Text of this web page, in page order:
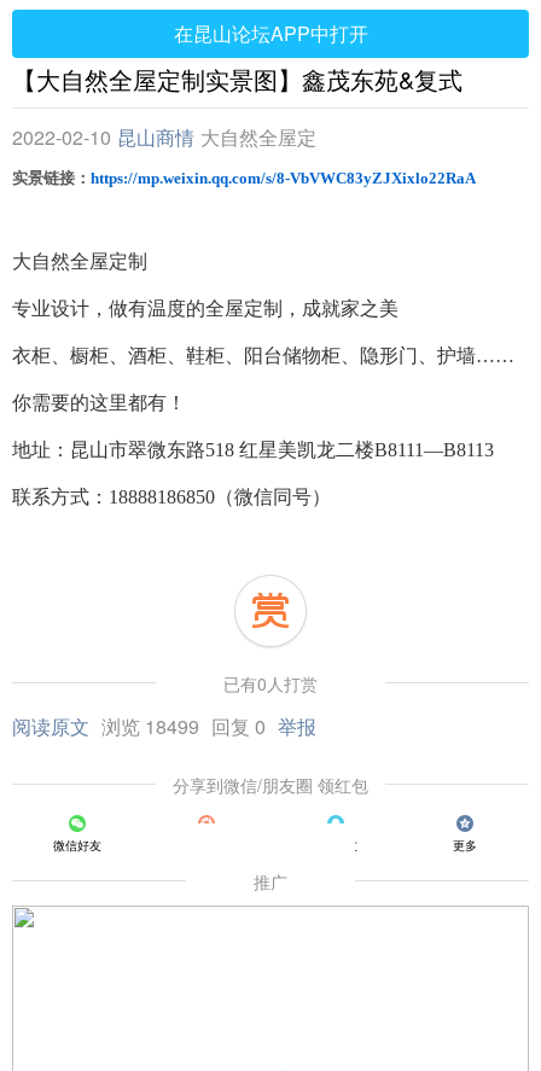
在昆山论坛APP中打开
【大自然全屋定制实景图】鑫茂东苑&复式
2022-02-10 昆山商情 大自然全屋定
实景链接： https://mp.weixin.qq.com/s/8-VbVWC83yZJXixlo22RaA
大自然全屋定制
专业设计，做有温度的全屋定制，成就家之美
衣柜、橱柜、酒柜、鞋柜、阳台储物柜、隐形门、护墙……
你需要的这里都有！
地址：昆山市翠微东路518 红星美凯龙二楼B8111—B8113
联系方式： 18888186850 （微信同号）
已有0人打赏
阅读原文 浏览 18499 回复 0 举报
分享到微信/朋友圈 领红包
微信好友 QQ好友 更多
推广